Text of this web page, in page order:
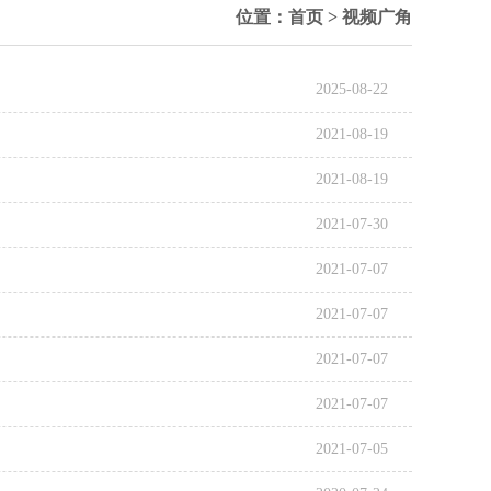
位置： 首页 > 视频广角
2025-08-22
2021-08-19
2021-08-19
2021-07-30
2021-07-07
2021-07-07
2021-07-07
2021-07-07
2021-07-05